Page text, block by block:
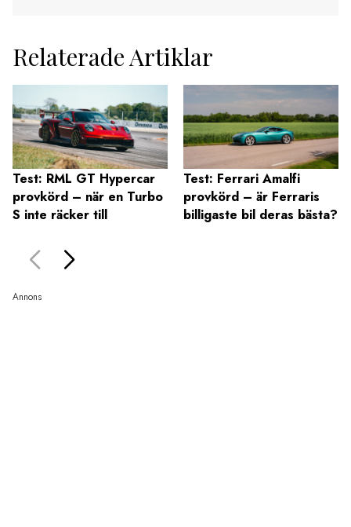
Relaterade Artiklar
Test: RML GT Hypercar
provkörd – när en Turbo
S inte räcker till
Test: Ferrari Amalfi
provkörd – är Ferraris
billigaste bil deras bästa?
Annons